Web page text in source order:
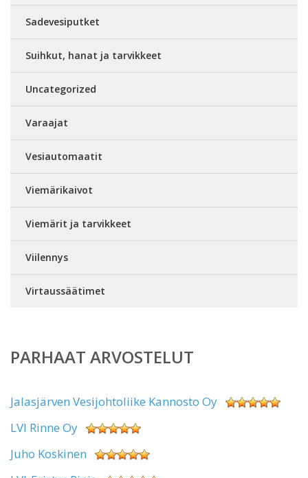
Sadevesiputket
Suihkut, hanat ja tarvikkeet
Uncategorized
Varaajat
Vesiautomaatit
Viemärikaivot
Viemärit ja tarvikkeet
Viilennys
Virtaussäätimet
PARHAAT ARVOSTELUT
Jalasjärven Vesijohtoliike Kannosto Oy
LVI Rinne Oy
Juho Koskinen